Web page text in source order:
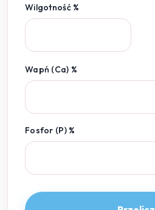
Wilgotność %
Wapń (Ca) %
Fosfor (P) %